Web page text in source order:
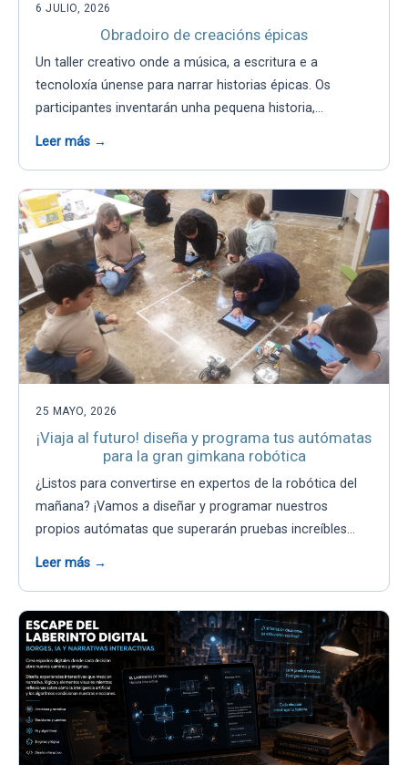
6 JULIO, 2026
Obradoiro de creacións épicas
Un taller creativo onde a música, a escritura e a
tecnoloxía únense para narrar historias épicas. Os
participantes inventarán unha pequena historia,…
Leer más →
25 MAYO, 2026
¡Viaja al futuro! diseña y programa tus autómatas
para la gran gimkana robótica
¿Listos para convertirse en expertos de la robótica del
mañana? ¡Vamos a diseñar y programar nuestros
propios autómatas que superarán pruebas increíbles…
Leer más →